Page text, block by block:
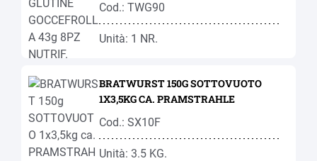
Cod.: TWG90
Unità: 1 NR.
BRATWURST 150G SOTTOVUOTO
1X3,5KG CA. PRAMSTRAHLE
Cod.: SX10F
Unità: 3.5 KG.